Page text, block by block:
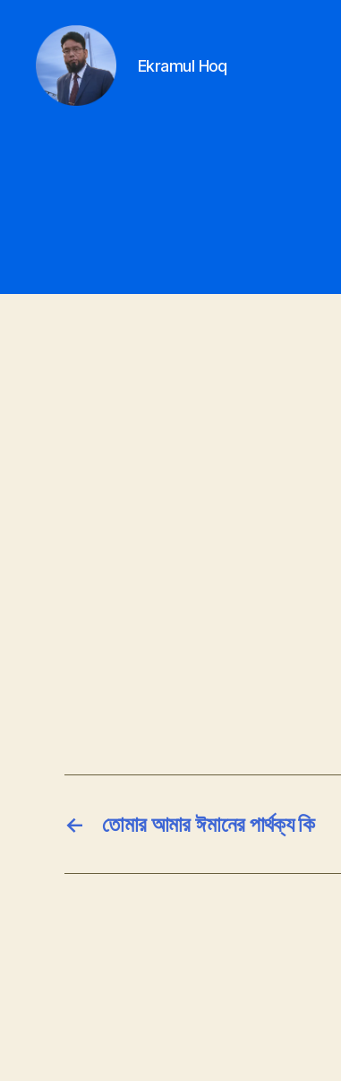
Ekramul Hoq
← তোমার আমার ঈমানের পার্থক্য কি